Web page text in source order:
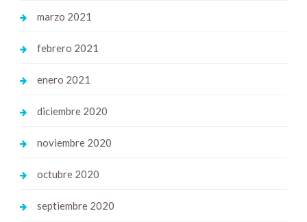
marzo 2021
febrero 2021
enero 2021
diciembre 2020
noviembre 2020
octubre 2020
septiembre 2020